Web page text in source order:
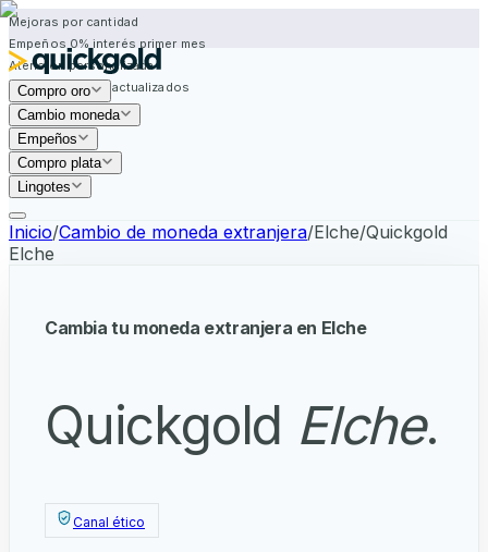
Mejoras por cantidad
Empeños 0% interés primer mes
Atención personalizada
Precios siempre actualizados
Mejoras por cantidad
Compro oro
Cambio moneda
Empeños
Compro plata
Lingotes
Inicio/Cambio de moneda extranjera/Elche/Quickgold
Elche
Cambia tu moneda extranjera en Elche
Quickgold Elche.
Canal ético